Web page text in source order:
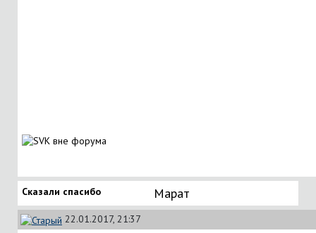
Сказали спасибо Марат
22.01.2017, 21:37